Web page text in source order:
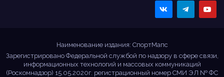
Наименование издания: СпортМапс
Зарегистрировано Федеральной службой по надзору в сфере связи,
информационных технологий и массовых коммуникаций
(Роскомнадзор) 15.05.2020г. регистрационный номер СМИ ЭЛ № ФС